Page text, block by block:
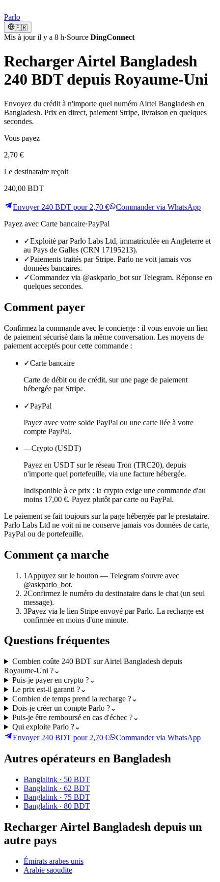
Parlo
🇫🇷
Mis à jour il y a 8 h·Source DingConnect
Recharger Airtel Bangladesh
240 BDT depuis Royaume-Uni
Envoyez du crédit à n'importe quel numéro Airtel Bangladesh en
Bangladesh. Prix en direct, paiement Stripe, livraison en quelques
secondes.
Vous payez
2,70 €
Le destinataire reçoit
240,00 BDT
Envoyer 240 BDT pour 2,70 €
Commander via WhatsApp
Payez avec Carte bancaire·PayPal
✓Exploité par Parlo Labs Ltd, immatriculée en Angleterre et
au Pays de Galles (CRN 17195213).
✓Paiements traités par Stripe. Parlo ne voit jamais vos
données bancaires.
✓Commandez via @askparlo_bot sur Telegram. Réponse en
quelques secondes.
Comment payer
Confirmez la commande avec le concierge : il vous envoie un lien
de paiement sécurisé dans la même conversation. Les moyens de
paiement acceptés pour cette commande :
✓Carte bancaire
Carte de débit ou de crédit, sur une page de paiement
hébergée par Stripe.
✓PayPal
Payez avec votre solde PayPal ou une carte liée à votre
compte PayPal.
—Crypto (USDT)
Payez en USDT sur le réseau Tron (TRC20), depuis
n'importe quel portefeuille, via une facture hébergée.
Indisponible à ce prix : la crypto exige une commande d'au
moins 17,00 €. Payez plutôt par carte ou PayPal.
Le paiement se fait toujours sur la page hébergée par le prestataire.
Parlo Labs Ltd ne voit ni ne conserve jamais vos données de carte,
PayPal ou de portefeuille.
Comment ça marche
1 Appuyez sur le bouton — Telegram s'ouvre avec
@askparlo_bot.
2Confirmez le numéro du destinataire dans le chat (un seul
message).
3Payez via le lien Stripe envoyé par Parlo. La recharge est
confirmée en moins d'une minute.
Questions fréquentes
Combien coûte 240 BDT sur Airtel Bangladesh depuis
Royaume-Uni ?⌄
Puis-je payer en crypto ?⌄
Le prix est-il garanti ?⌄
Combien de temps prend la recharge ?⌄
Dois-je créer un compte Parlo ?⌄
Puis-je être remboursé en cas d'échec ?⌄
Qui exploite Parlo ?⌄
Envoyer 240 BDT pour 2,70 €
Commander via WhatsApp
Autres opérateurs en Bangladesh
Banglalink · 50 BDT
Banglalink · 62 BDT
Banglalink · 75 BDT
Banglalink · 80 BDT
Recharger Airtel Bangladesh depuis un
autre pays
Émirats arabes unis
Arabie saoudite